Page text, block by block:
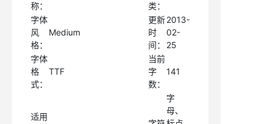
称：
类：
字体
风
格：
Medium
更新
时
间：
2013-
02-
25
字体
格
式：
TTF
当前
字
数：
141
适用
字
母、